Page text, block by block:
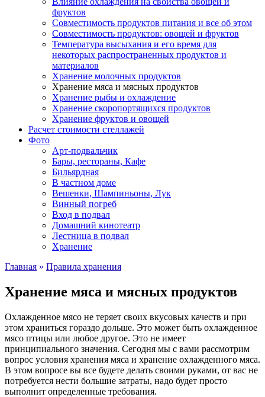
фруктов
Совместимость продуктов питания и все об этом
Совместимость продуктов: овощей и фруктов
Температура высыхания и его время для
некоторых распространенных продуктов и
материалов
Хранение молочных продуктов
Хранение мяса и мясных продуктов
Хранение рыбы и охлаждение
Хранение скоропортящихся продуктов
Хранение фруктов и овощей
Расчет стоимости стеллажей
Фото
Арт-подвальчик
Бары, рестораны, Кафе
Бильярдная
В частном доме
Вешенки, Шампиньоны, Лук
Винный погреб
Вход в подвал
Домашний кинотеатр
Лестница в подвал
Хранение
Главная » Правила хранения
Хранение мяса и мясных продуктов
Охлажденное мясо не теряет своих вкусовых качеств и при
этом храниться гораздо дольше. Это может быть охлажденное
мясо птицы или любое другое. Это не имеет
принципиального значения. Сегодня мы с вами рассмотрим
вопрос условия хранения мяса и хранение охлажденного мяса.
В этом вопросе вы все будете делать своими руками, от вас не
потребуется нести большие затраты, надо будет просто
выполнит определенные требования.